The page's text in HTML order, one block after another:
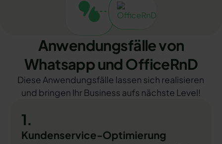
Anwendungsfälle von
Whatsapp und OfficeRnD
Diese Anwendungsfälle lassen sich realisieren
und bringen Ihr Business aufs nächste Level!
1.
Kundenservice-Optimierung